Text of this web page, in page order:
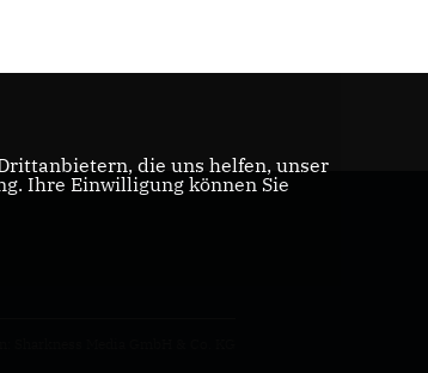
die uns helfen, unser
Ihre Einwilligung können Sie